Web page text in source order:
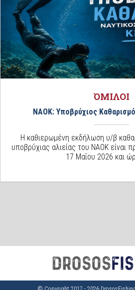
ΌΜΙΛΟΙ
ΝΑΟΚ: Υποβρύχιος
Η καθιερωμένη εκδήλωση υ/β
υποβρύχιας αλιείας του ΝΑΟΚ είναι
17 Μαΐου 2026 και